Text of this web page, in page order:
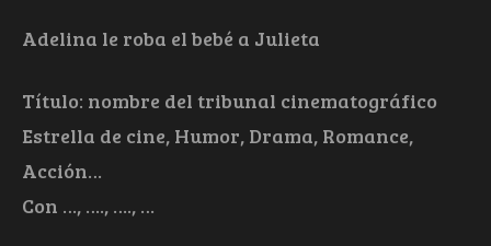
Adelina le roba el bebé a Julieta
Título: nombre del tribunal cinematográfico
Estrella de cine, Humor, Drama, Romance,
Acción…
Con …, …., …., …